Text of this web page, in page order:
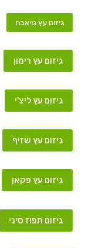
גיזום עץ גויאבה
גיזום עץ רימון
גיזום עץ ליצ'י
גיזום עץ שזיף
גיזום עץ פקאן
גיזום תפוז סיני